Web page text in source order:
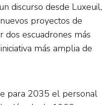
discurso desde Luxeuil,
proyectos de
escuadrones más
más amplia de
para 2035 el personal